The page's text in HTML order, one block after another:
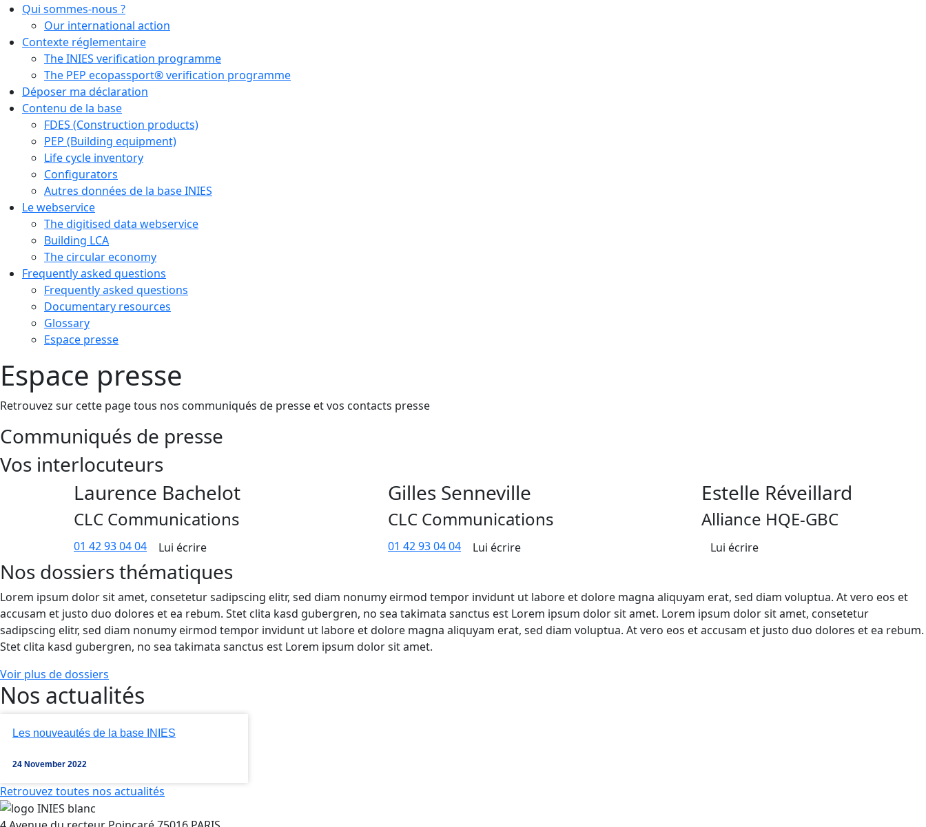
Qui sommes-nous ?
Our international action
Contexte réglementaire
The INIES verification programme
The PEP ecopassport® verification programme
Déposer ma déclaration
Contenu de la base
FDES (Construction products)
PEP (Building equipment)
Life cycle inventory
Configurators
Autres données de la base INIES
Le webservice
The digitised data webservice
Building LCA
The circular economy
Frequently asked questions
Frequently asked questions
Documentary resources
Glossary
Espace presse
Espace presse
Retrouvez sur cette page tous nos communiqués de presse et vos contacts presse
Communiqués de presse
Vos interlocuteurs
Laurence Bachelot
CLC Communications
01 42 93 04 04 Lui écrire
Gilles Senneville
CLC Communications
01 42 93 04 04 Lui écrire
Estelle Réveillard
Alliance HQE-GBC
Lui écrire
Nos dossiers thématiques
Lorem ipsum dolor sit amet, consetetur sadipscing elitr, sed diam nonumy eirmod tempor invidunt ut labore et dolore magna aliquyam erat, sed diam voluptua. At vero eos et
accusam et justo duo dolores et ea rebum. Stet clita kasd gubergren, no sea takimata sanctus est Lorem ipsum dolor sit amet. Lorem ipsum dolor sit amet, consetetur
sadipscing elitr, sed diam nonumy eirmod tempor invidunt ut labore et dolore magna aliquyam erat, sed diam voluptua. At vero eos et accusam et justo duo dolores et ea rebum.
Stet clita kasd gubergren, no sea takimata sanctus est Lorem ipsum dolor sit amet.
Voir plus de dossiers
Nos actualités
Les nouveautés de la base INIES
24 November 2022
Retrouvez toutes nos actualités